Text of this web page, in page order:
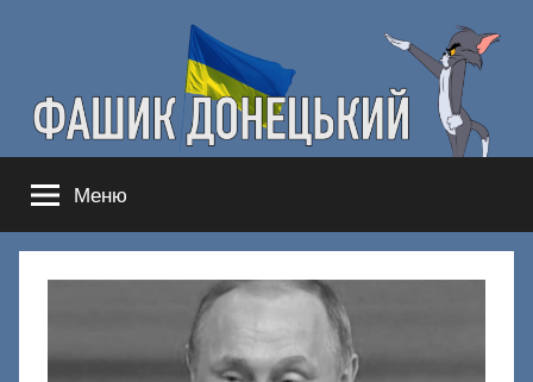
Фашик
Донецкий
гнобят
русню
Меню